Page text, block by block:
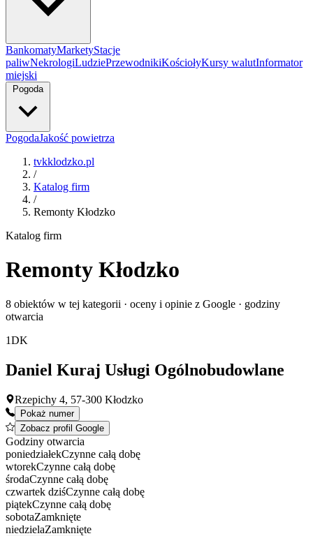
BankomatyMarketyStacje
paliwNekrologiLudziePrzewodnikiKościołyKursy walutInformator
miejski
Pogoda
PogodaJakość powietrza
tvkklodzko.pl
/
Katalog firm
/
Remonty Kłodzko
Katalog firm
Remonty Kłodzko
8 obiektów w tej kategorii · oceny i opinie z Google · godziny
otwarcia
1DK
Daniel Kuraj Usługi Ogólnobudowlane
Rzepichy 4, 57-300 Kłodzko
Pokaż numer
Zobacz profil Google
Godziny otwarcia
poniedziałekCzynne całą dobę
wtorekCzynne całą dobę
środaCzynne całą dobę
czwartek dziśCzynne całą dobę
piątekCzynne całą dobę
sobotaZamknięte
niedzielaZamknięte